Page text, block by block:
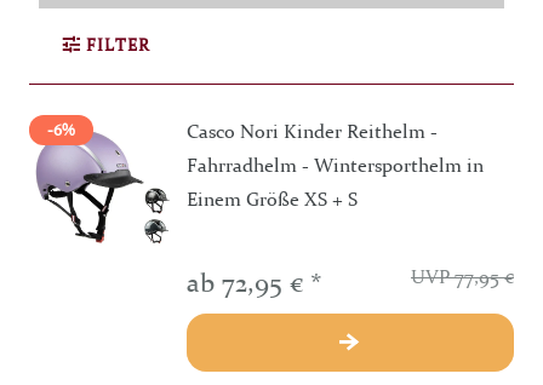
FILTER
-6%
Casco Nori Kinder Reithelm -
Fahrradhelm - Wintersporthelm in
Einem Größe XS + S
UVP 77,95 €
ab 72,95 € *